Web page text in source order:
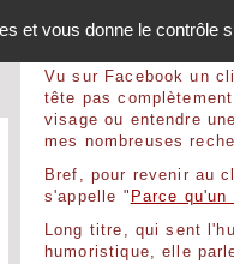
Vu sur Facebook un
tête pas
visage ou entendre
mes nombreuses
Bref, pour revenir au
s'appelle " Parce
Long titre, qui sent
humoristique, elle
et vous donne le contrôle